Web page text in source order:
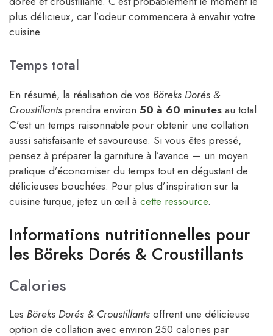
plus délicieux, car l’odeur commencera à envahir votre
cuisine.
Temps total
En résumé, la réalisation de vos Böreks Dorés &
Croustillants prendra environ 50 à 60 minutes au total.
C’est un temps raisonnable pour obtenir une collation
aussi satisfaisante et savoureuse. Si vous êtes pressé,
pensez à préparer la garniture à l’avance — un moyen
pratique d’économiser du temps tout en dégustant de
délicieuses bouchées. Pour plus d’inspiration sur la
cuisine turque, jetez un œil à cette ressource.
Informations nutritionnelles pour
les Böreks Dorés & Croustillants
Calories
Les Böreks Dorés & Croustillants offrent une délicieuse
option de collation avec environ 250 calories par